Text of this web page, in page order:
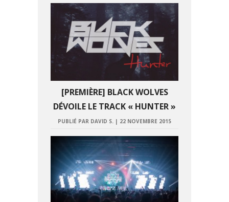
[PREMIÈRE] BLACK WOLVES
DÉVOILE LE TRACK « HUNTER »
PUBLIÉ PAR DAVID S. | 22 NOVEMBRE 2015